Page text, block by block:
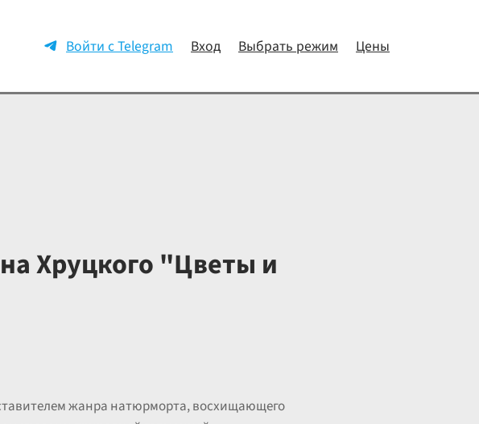
Войти с Telegram Вход Выбрать режим Цены
Хруцкого "Цветы и
жанра натюрморта, восхищающего